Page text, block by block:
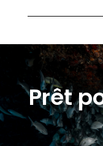
Prêt